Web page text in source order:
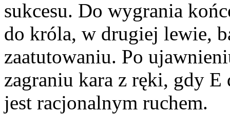
sukcesu. Do wygrania
do króla, w drugiej lewie,
zaatutowaniu. Po
zagraniu kara z ręki, gdy
jest racjonalnym ruchem.